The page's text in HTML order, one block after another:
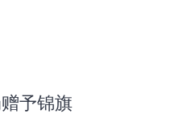
予锦旗